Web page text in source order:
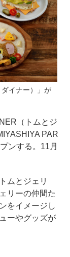
イナー）」が
（トムとジ
PAR
ンする。11月
ムとジェリ
リーの仲間た
をイメージし
ーやグッズが